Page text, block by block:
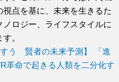
点を基に、未来を生きるた
ロジー、ライフスタイルに
。
すう 賢者の未来予測】 「進
革命で起きる人類を二分化す